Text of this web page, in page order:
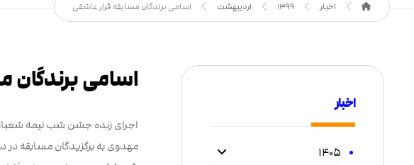
اخبار 1399 اردیبهشت اسامی برندگان مسابقه قرار عاشقی
اخبار
۱۴۰۵
اسامی برندگان
اجرای زنده‌ جشن شب نیمه شعبان
مهدوی به برگزیدگان مسابقه در